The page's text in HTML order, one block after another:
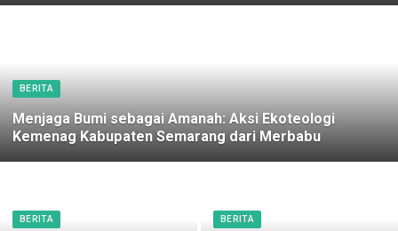
BERITA
Menjaga Bumi sebagai Amanah: Aksi Ekoteologi
Kemenag Kabupaten Semarang dari Merbabu
BERITA BERITA